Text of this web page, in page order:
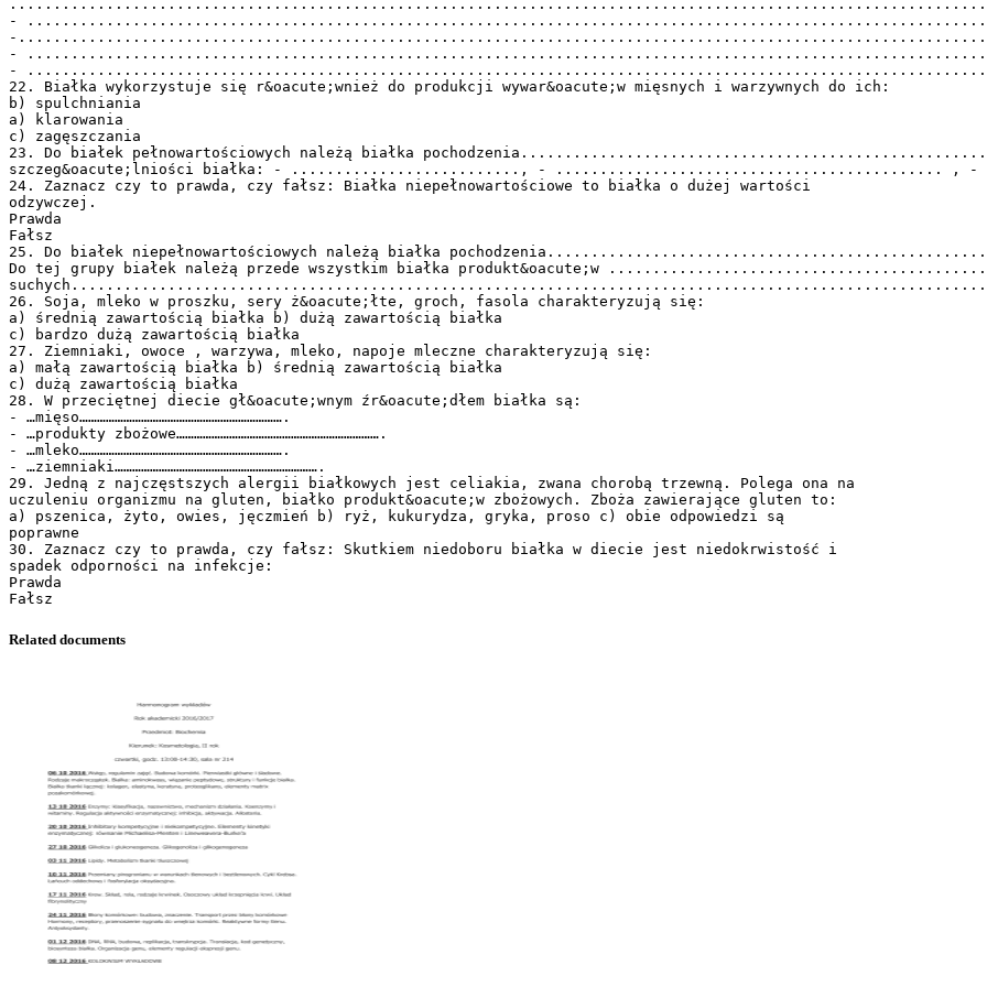
-
-
-
-
22. Białka wykorzystuje się r&oacute;wnież do produkcji wywar&oacute;w mięsnych i warzywnych do ich:
b) spulchniania
a) klarowania
c) zagęszczania
23. Do białek pełnowartościowych należą białka
szczeg&oacute;lniości białka: - .........................., -
24. Zaznacz czy to prawda, czy fałsz: Białka niepełnowartościowe to białka o dużej wartości
odzywczej.
Prawda
Fałsz
25. Do białek niepełnowartościowych należą białka
Do tej grupy białek należą przede wszystkim białka produkt&oacute;w
26. Soja, mleko w proszku, sery ż&oacute;łte, groch, fasola charakteryzują się:
a) średnią zawartością białka b) dużą zawartością białka
c) bardzo dużą zawartością białka
27. Ziemniaki, owoce , warzywa, mleko, napoje mleczne charakteryzują się:
a) małą zawartością białka b) średnią zawartością białka
c) dużą zawartością białka
28. W przeciętnej diecie gł&oacute;wnym źr&oacute;dłem białka są:
- …mięso…………………………………………………………….
- …produkty zbożowe…………………………………………………………….
- …mleko…………………………………………………………….
- …ziemniaki…………………………………………………………….
29. Jedną z najczęstszych alergii białkowych jest celiakia, zwana chorobą trzewną. Polega ona na
uczuleniu organizmu na gluten, białko produkt&oacute;w zbożowych. Zboża zawierające gluten to:
a) pszenica, żyto, owies, jęczmień b) ryż, kukurydza, gryka, proso c) obie odpowiedzi są
poprawne
30. Zaznacz czy to prawda, czy fałsz: Skutkiem niedoboru białka w diecie jest niedokrwistość i
spadek odporności na infekcje:
Prawda
Related documents